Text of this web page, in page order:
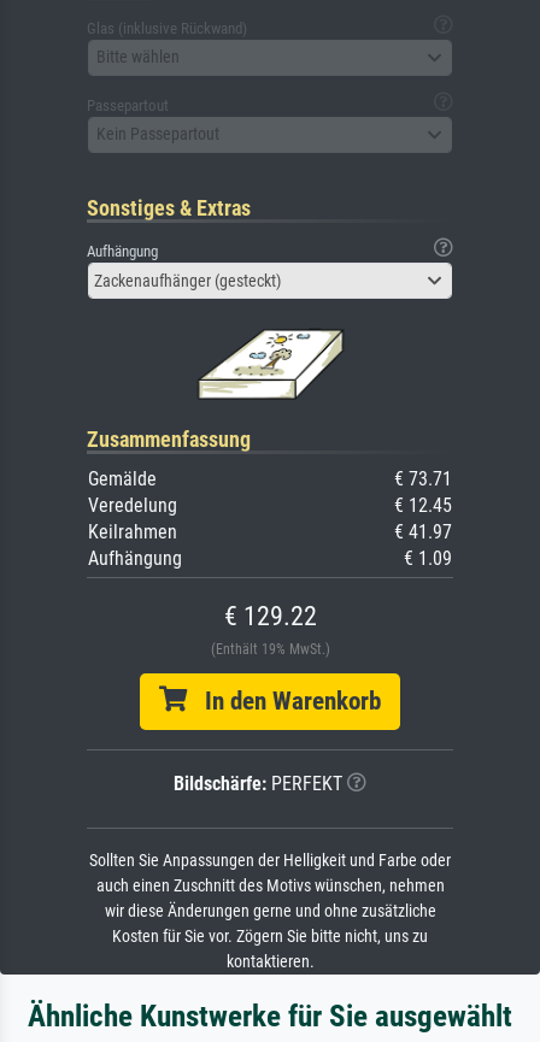
Glas (inklusive Rückwand)
Bitte wählen
Passepartout
Kein Passepartout
Sonstiges & Extras
Aufhängung
Zackenaufhänger (gesteckt)
Zusammenfassung
Gemälde
€ 73.71
Veredelung
€ 12.45
Keilrahmen
€ 41.97
Aufhängung
€ 1.09
€ 129.22
(Enthält 19% MwSt.)
In den Warenkorb
Bildschärfe: PERFEKT
Sollten Sie Anpassungen der Helligkeit und Farbe oder
auch einen Zuschnitt des Motivs wünschen, nehmen
wir diese Änderungen gerne und ohne zusätzliche
Kosten für Sie vor. Zögern Sie bitte nicht, uns zu
kontaktieren.
Ähnliche Kunstwerke für Sie ausgewählt